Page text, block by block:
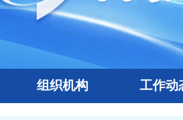
组织机构 工作动